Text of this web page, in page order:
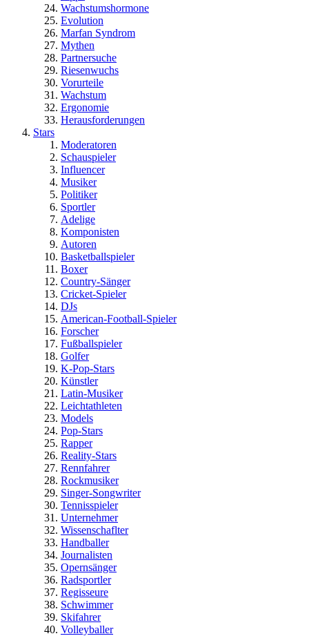
Wachstumshormone
Evolution
Marfan Syndrom
Mythen
Partnersuche
Riesenwuchs
Vorurteile
Wachstum
Ergonomie
Herausforderungen
Stars
Moderatoren
Schauspieler
Influencer
Musiker
Politiker
Sportler
Adelige
Komponisten
Autoren
Basketballspieler
Boxer
Country-Sänger
Cricket-Spieler
DJs
American-Football-Spieler
Forscher
Fußballspieler
Golfer
K-Pop-Stars
Künstler
Latin-Musiker
Leichtathleten
Models
Pop-Stars
Rapper
Reality-Stars
Rennfahrer
Rockmusiker
Singer-Songwriter
Tennisspieler
Unternehmer
Wissenschaflter
Handballer
Journalisten
Opernsänger
Radsportler
Regisseure
Schwimmer
Skifahrer
Volleyballer